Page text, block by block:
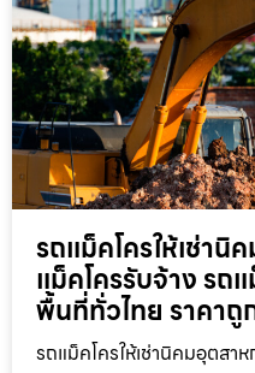
รถแม็คโครให้เช่านิ
แม็คโครรับจ้าง รถ
พื้นที่ทั่วไทย ราคาถู
รถแม็คโครให้เช่านิคมอุตสาห